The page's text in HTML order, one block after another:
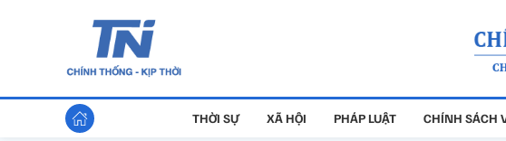
THỜI SỰ XÃ HỘI PHÁP LUẬT CHÍNH SÁCH